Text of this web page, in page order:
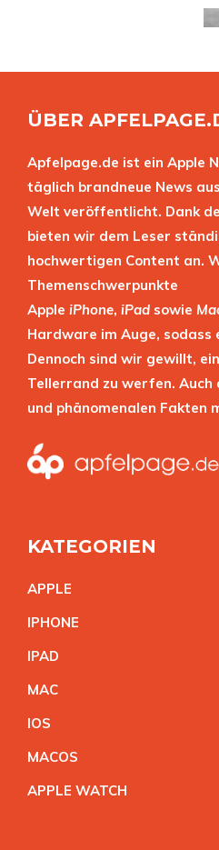
ÜBER
Apfelpage.de ist ein Apple
täglich brandneue News
Welt veröffentlicht. Dank
bieten wir dem Leser
hochwertigen Content an.
Themenschwerpunkte
Apple iPhone, iPad sowie
Hardware im Auge, sodass
Dennoch sind wir gewillt,
Tellerrand zu werfen. Auch
und phänomenalen Fakten
KATEGORIEN
APPLE
IPHONE
IPAD
MAC
IOS
MACOS
APPLE WATCH